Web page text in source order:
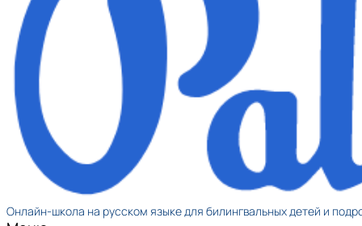
Онлайн-школа на русском языке для билингвальных детей и